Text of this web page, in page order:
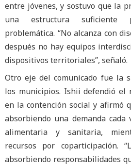
entre jóvenes, y sostuvo que la
una estructura suficiente
problemática. “No alcanza con
después no hay equipos
dispositivos territoriales”, señaló.
Otro eje del comunicado fue la
los municipios. Ishii defendió el
en la contención social y afirmó
absorbiendo una demanda
alimentaria y sanitaria,
recursos por coparticipación.
absorbiendo responsabilidades